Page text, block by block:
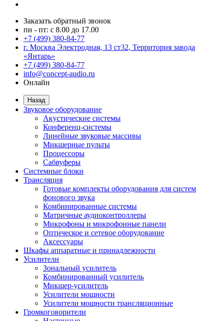
Заказать обратный звонок
пн - пт: с 8.00 до 17.00
+7 (499) 380-84-77
г. Москва Электродная, 13 ст32, Территория завода
«Янтарь»
+7 (499) 380-84-77
info@concept-audio.ru
Онлайн
Назад
Звуковое оборудование
Акустические системы
Конференц-системы
Линейные звуковые массивы
Микшерные пульты
Процессоры
Сабвуферы
Системные блоки
Трансляция
Готовые комплекты оборудования для систем
фонового звука
Комбинированные системы
Матричные аудиоконтроллеры
Микрофоны и микрофонные панели
Оптическое и сетевое оборудование
Аксессуары
Шкафы аппаратные и принадлежности
Усилители
Зональный усилитель
Комбинированный усилитель
Микшер-усилитель
Усилители мощности
Усилители мощности трансляционные
Громкоговорители